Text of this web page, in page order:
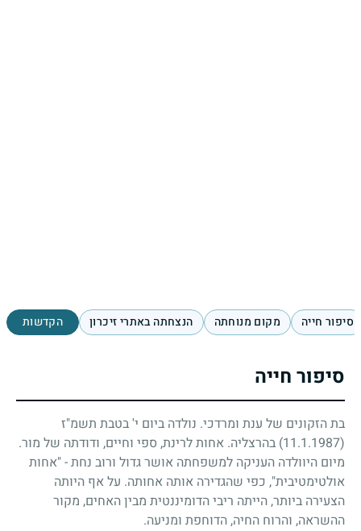
סיפור חייה מקום מנוחתה הנצחתה באתרי זיכרון הקדשות
סיפור חייה
בת הזקונים של ענת ומרדכי. נולדה ביום י' בטבת תשמ"ז
(11.1.1987)
בהרצליה. אחות לרינת, ספי וחיים, ודודתה של מור.
מיום היוולדה העניקה למשפחתה אושר גדול ורוב נחת - "אחות
אולטימטיבית", כפי שהגדירה אותה אחותה. על אף היותה
הצעירה ביותר, הייתה ריבי הדומיננטית מבין האחים, מקור
ההשראה, והרוח החיה, הדוחפת ומניעה.